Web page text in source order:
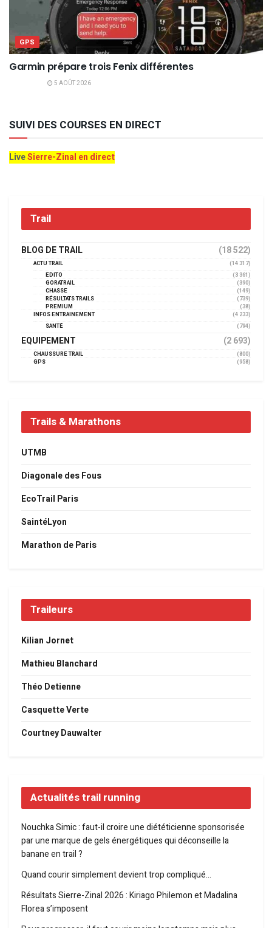
GPS
Garmin prépare trois Fenix différentes
5 AOÛT 2026
SUIVI DES COURSES EN DIRECT
LiveSierre-Zinal en direct
Trail
BLOG DE TRAIL (18 522)
ACTU TRAIL
(14 317)
EDITO
(3 361)
GORATRAIL
(390)
CHASSE
(149)
RÉSULTATS TRAILS
(739)
PREMIUM
(38)
INFOS ENTRAINEMENT
(4 233)
SANTÉ
(794)
EQUIPEMENT (2 693)
CHAUSSURE TRAIL
(800)
GPS
(958)
Trails & Marathons
UTMB
Diagonale des Fous
EcoTrail Paris
SaintéLyon
Marathon de Paris
Traileurs
Kilian Jornet
Mathieu Blanchard
Théo Detienne
Casquette Verte
Courtney Dauwalter
Actualités trail running
Nouchka Simic : faut-il croire une diététicienne sponsorisée
par une marque de gels énergétiques qui déconseille la
banane en trail ?
Quand courir simplement devient trop compliqué…
Résultats Sierre-Zinal 2026 : Kiriago Philemon et Madalina
Florea s’imposent